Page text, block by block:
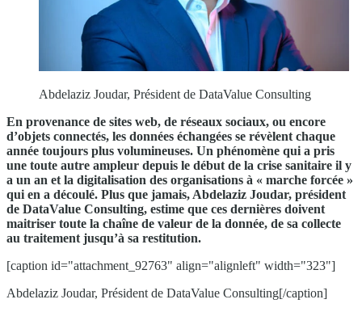
Abdelaziz Joudar, Président de DataValue Consulting
En provenance de sites web, de réseaux sociaux, ou encore
d’objets connectés, les données échangées se révèlent chaque
année toujours plus volumineuses. Un phénomène qui a pris
une toute autre ampleur depuis le début de la crise sanitaire il y
a un an et la digitalisation des organisations à « marche forcée »
qui en a découlé. Plus que jamais, Abdelaziz Joudar, président
de DataValue Consulting, estime que ces dernières doivent
maitriser toute la chaîne de valeur de la donnée, de sa collecte
au traitement jusqu’à sa restitution.
[caption id="attachment_92763" align="alignleft" width="323"]
Abdelaziz Joudar, Président de DataValue Consulting[/caption]